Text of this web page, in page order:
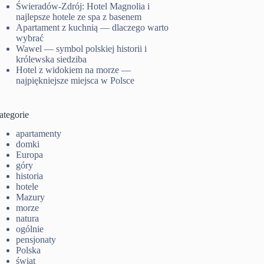
Świeradów-Zdrój: Hotel Magnolia i
najlepsze hotele ze spa z basenem
Apartament z kuchnią — dlaczego warto
wybrać
Wawel — symbol polskiej historii i
królewska siedziba
Hotel z widokiem na morze —
najpiękniejsze miejsca w Polsce
apartamenty
domki
Europa
góry
historia
hotele
Mazury
morze
natura
ogólnie
pensjonaty
Polska
świat